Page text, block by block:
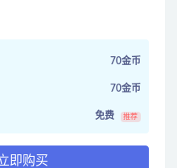
70金币
70金币
免费 推荐
即购买